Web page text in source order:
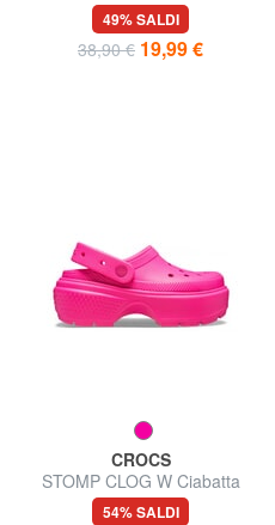
GLOG T Sandalo sabot
49% SALDI
38,90 € 19,99 €
CROCS
STOMP CLOG W Ciabatta
sabot platform
54% SALDI